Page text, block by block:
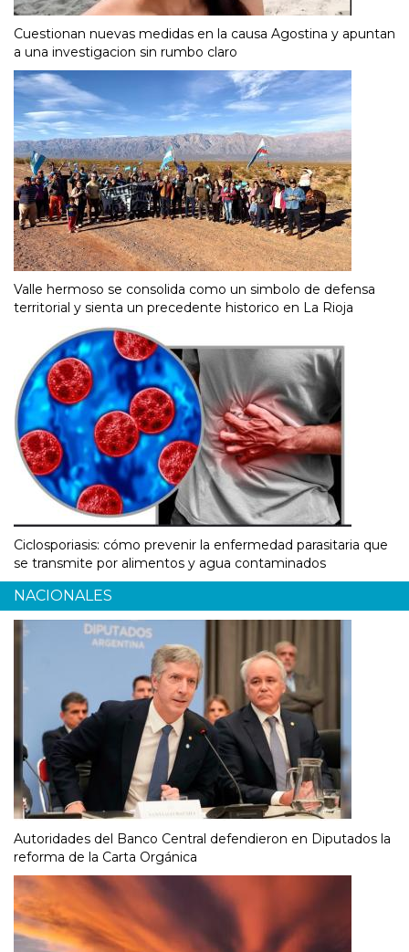
Cuestionan nuevas medidas en la causa Agostina y apuntan
a una investigacion sin rumbo claro
Valle hermoso se consolida como un simbolo de defensa
territorial y sienta un precedente historico en La Rioja
Ciclosporiasis: cómo prevenir la enfermedad parasitaria que
se transmite por alimentos y agua contaminados
NACIONALES
Autoridades del Banco Central defendieron en Diputados la
reforma de la Carta Orgánica